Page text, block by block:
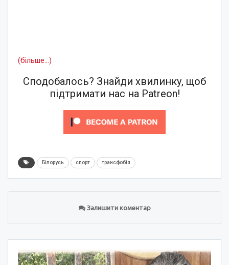
(більше…)
Сподобалось? Знайди хвилинку, щоб
підтримати нас на Patreon!
Білорусь спорт трансфобія
Залишити коментар